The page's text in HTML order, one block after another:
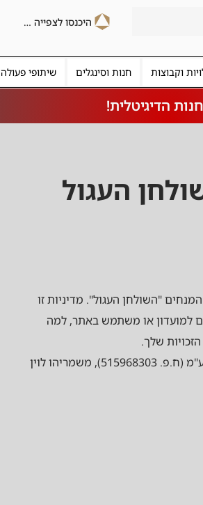
היכנסו לצפייה בקרדיט
וקבוצות חנות וסינגלים שיתופי פעולה
הדיגיטלית!
העגול
"השולחן העגול". מדיניות זו
למועדון או משתמש באתר, למה
שלך.
המידע נאסף ומעובד על ידי אורין אומנות המשחק בע"מ (ח.פ. 515968303), משמריהו לוין